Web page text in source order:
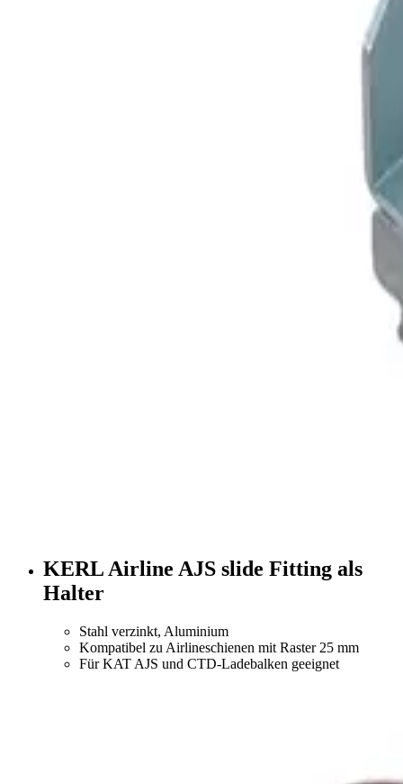
KERL Airline AJS slide Fitting als
Halter
Stahl verzinkt, Aluminium
Kompatibel zu Airlineschienen mit Raster 25 mm
Für KAT AJS und CTD-Ladebalken geeignet